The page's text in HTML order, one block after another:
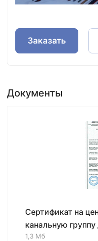
Заказать
Документы
Сертификат на
канальную
1,3 Мб